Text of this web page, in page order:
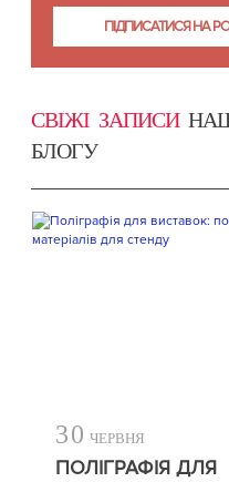
СВІЖІ ЗАПИСИ
БЛОГУ
30 ЧЕРВНЯ
ПОЛІГРАФІЯ ДЛЯ